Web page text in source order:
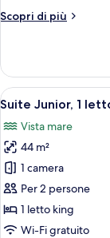
king,
(Allure)
Scopri di più
Altri
Junior,
letto
vista
oceano
(Allure)
Apri
tutte
le
foto
per
Suite
Junior,
1
5
Suite Junior, 1
Vista mare
44 m²
1 camera
Per 2 persone
1 letto king
Wi-Fi gratuito